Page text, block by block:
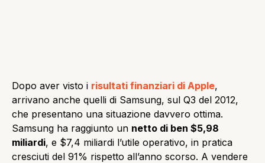
Dopo aver visto i risultati finanziari di Apple,
arrivano anche quelli di Samsung, sul Q3 del 2012,
che presentano una situazione davvero ottima.
Samsung ha raggiunto un netto di ben $5,98
miliardi, e $7,4 miliardi l’utile operativo, in pratica
cresciuti del 91% rispetto all’anno scorso. A vendere